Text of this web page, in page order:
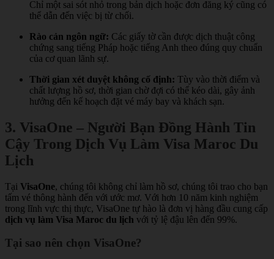
Chỉ một sai sót nhỏ trong bản dịch hoặc đơn đăng ký cũng có
thể dẫn đến việc bị từ chối.
Rào cản ngôn ngữ: Các giấy tờ cần được dịch thuật công
chứng sang tiếng Pháp hoặc tiếng Anh theo đúng quy chuẩn
của cơ quan lãnh sự.
Thời gian xét duyệt không cố định: Tùy vào thời điểm và
chất lượng hồ sơ, thời gian chờ đợi có thể kéo dài, gây ảnh
hưởng đến kế hoạch đặt vé máy bay và khách sạn.
3. VisaOne – Người Bạn Đồng Hành Tin
Cậy Trong Dịch Vụ Làm Visa Maroc Du
Lịch
Tại VisaOne, chúng tôi không chỉ làm hồ sơ, chúng tôi trao cho bạn
tấm vé thông hành đến với ước mơ. Với hơn 10 năm kinh nghiệm
trong lĩnh vực thị thực, VisaOne tự hào là đơn vị hàng đầu cung cấp
dịch vụ làm Visa Maroc du lịch với tỷ lệ đậu lên đến 99%.
Tại sao nên chọn VisaOne?